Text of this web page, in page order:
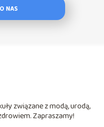
NAS
związane z modą, urodą,
Zapraszamy!